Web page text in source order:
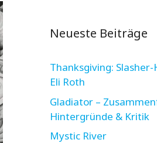
Neueste Beiträge
Thanksgiving:
Eli Roth
Gladiator –
Hintergründe & Kritik
Mystic River